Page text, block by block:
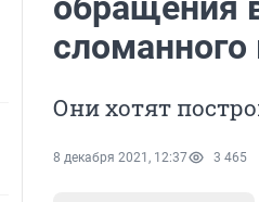
Они хотят
8 декабря 2021, 12:37 3 465